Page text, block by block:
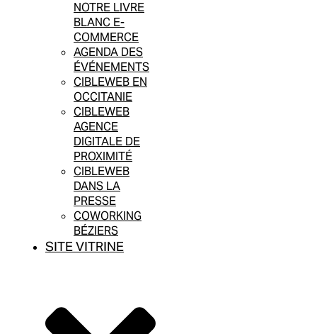
NOTRE LIVRE
BLANC E-
COMMERCE
AGENDA DES
ÉVÉNEMENTS
CIBLEWEB EN
OCCITANIE
CIBLEWEB
AGENCE
DIGITALE DE
PROXIMITÉ
CIBLEWEB
DANS LA
PRESSE
COWORKING
BÉZIERS
SITE VITRINE